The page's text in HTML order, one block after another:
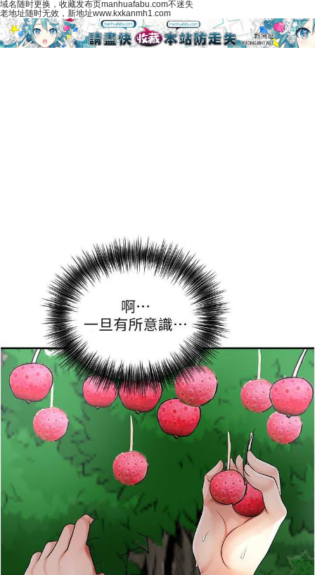
域名随时更换，收藏发布页manhuafabu.com不迷失
老地址随时无效，新地址www.kxkanmh1.com